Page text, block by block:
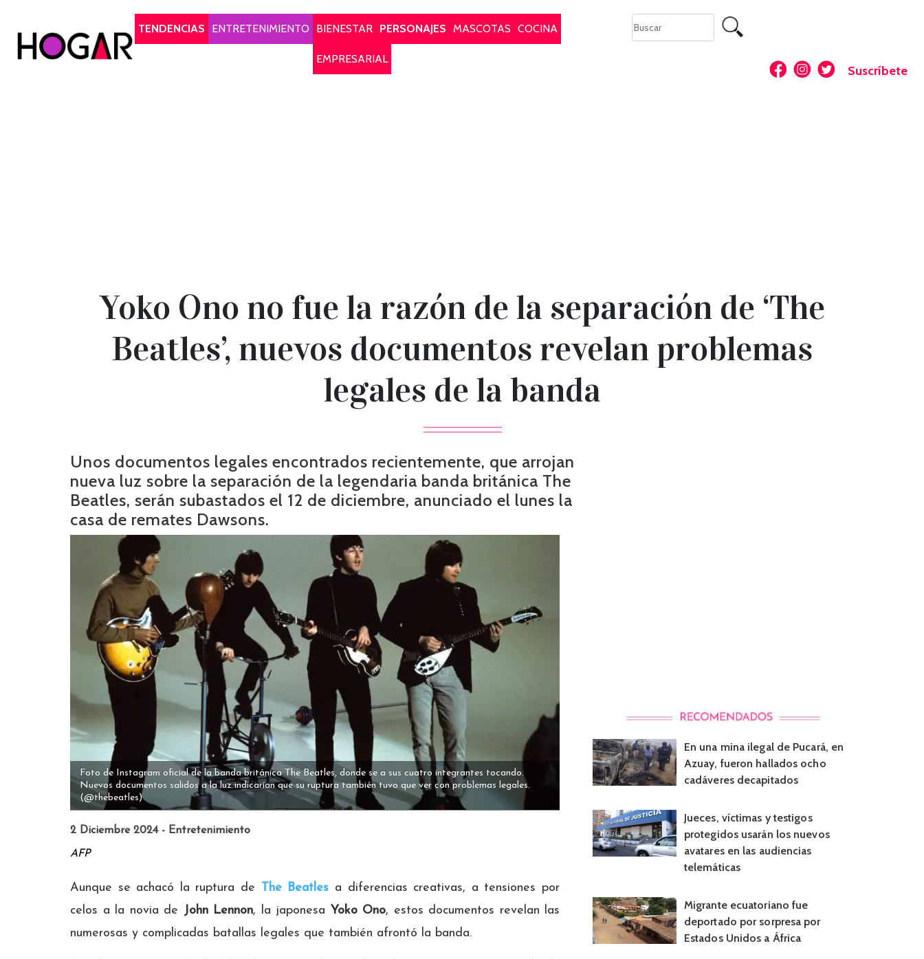
TENDENCIAS
ENTRETENIMIENTO BIENESTAR PERSONAJES MASCOTAS COCINA
EMPRESARIAL
Suscríbete
Yoko Ono no fue la razón de la separación de ‘The
Beatles’, nuevos documentos revelan problemas
legales de la banda
Unos documentos legales encontrados recientemente, que arrojan
nueva luz sobre la separación de la legendaria banda británica The
Beatles, serán subastados el 12 de diciembre, anunciado el lunes la
casa de remates Dawsons.
Foto de Instagram oficial de la banda británica The Beatles, donde se a sus cuatro integrantes tocando.
Nuevos documentos salidos a la luz indicarían que su ruptura también tuvo que ver con problemas legales.
(@thebeatles)
2 Diciembre 2024 - Entretenimiento
AFP
Aunque se achacó la ruptura de The Beatles a diferencias creativas, a tensiones por
celos a la novia de
John Lennon, la japonesa Yoko Ono, estos documentos revelan las
numerosas y complicadas batallas legales que también afrontó la banda.
En una mina ilegal de Pucará, en
Azuay, fueron hallados ocho
cadáveres decapitados
Jueces, víctimas y testigos
protegidos usarán los nuevos
avatares en las audiencias
telemáticas
Migrante ecuatoriano fue
deportado por sorpresa por
Estados Unidos a África